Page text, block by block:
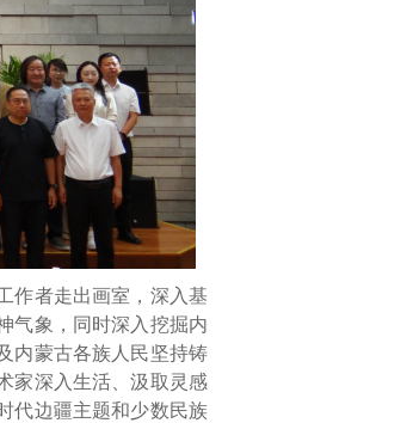
作者走出画室，深入基
气象，同时深入挖掘内
内蒙古各族人民坚持铸
家深入生活、汲取灵感
代边疆主题和少数民族